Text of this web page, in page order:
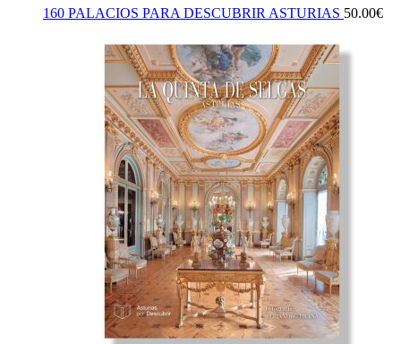
160 PALACIOS PARA DESCUBRIR ASTURIAS 50.00€